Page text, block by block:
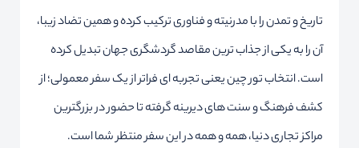
تاریخ و تمدن را با مدرنیته و فناوری ترکیب کرده و همین تضاد زیبا،
آن را به یکی از جذاب ترین مقاصد گردشگری جهان تبدیل کرده
است. انتخاب تور چین یعنی تجربه ای فراتر از یک سفر معمولی؛ از
کشف فرهنگ و سنت های دیرینه گرفته تا حضور در بزرگترین
مراکز تجاری دنیا، همه و همه در این سفر منتظر شما است.